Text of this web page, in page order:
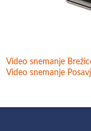
Video snemanje
Video snemanje